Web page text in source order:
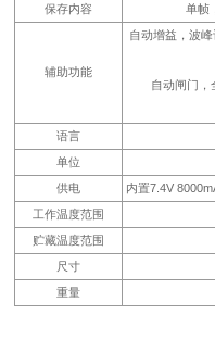
保存内容
单帧
辅助功能
自动增益，波
自动闸门，全
语言
单位
供电
内置7.4V
工作温度范围
贮藏温度范围
尺寸
重量